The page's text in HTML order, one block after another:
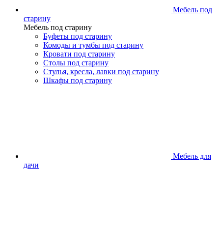
Мебель под
старину
Мебель под старину
Буфеты под старину
Комоды и тумбы под старину
Кровати под старину
Столы под старину
Стулья, кресла, лавки под старину
Шкафы под старину
Мебель для
дачи